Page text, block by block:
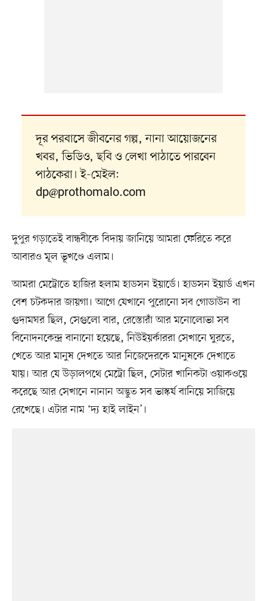
দূর পরবাসে জীবনের গল্প, নানা আয়োজনের
খবর, ভিডিও, ছবি ও লেখা পাঠাতে পারবেন
পাঠকেরা। ই-মেইল:
dp@prothomalo.com
দুপুর গড়াতেই বান্ধবীকে বিদায় জানিয়ে আমরা ফেরিতে করে
আবারও মূল ভূখণ্ডে এলাম।
আমরা মেট্রোতে হাজির হলাম হাডসন ইয়ার্ডে। হাডসন ইয়ার্ড এখন
বেশ চটকদার জায়গা। আগে যেখানে পুরোনো সব গোডাউন বা
গুদামঘর ছিল, সেগুলো বার, রেস্তোরাঁ আর মনোলোভা সব
বিনোদনকেন্দ্র বানানো হয়েছে, নিউইয়র্কাররা সেখানে ঘুরতে,
খেতে আর মানুষ দেখতে আর নিজেদেরকে মানুষকে দেখাতে
যায়। আর যে উড়ালপথে মেট্রো ছিল, সেটার খানিকটা ওয়াকওয়ে
করেছে আর সেখানে নানান অদ্ভুত সব ভাস্কর্য বানিয়ে সাজিয়ে
রেখেছে। এটার নাম ‘দ্য হাই লাইন’।